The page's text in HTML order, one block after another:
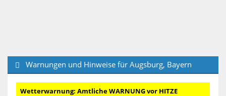
Warnungen und Hinweise für Augsburg, Bayern
Wetterwarnung: Amtliche WARNUNG vor HITZE